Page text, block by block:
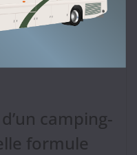
camping-
formule